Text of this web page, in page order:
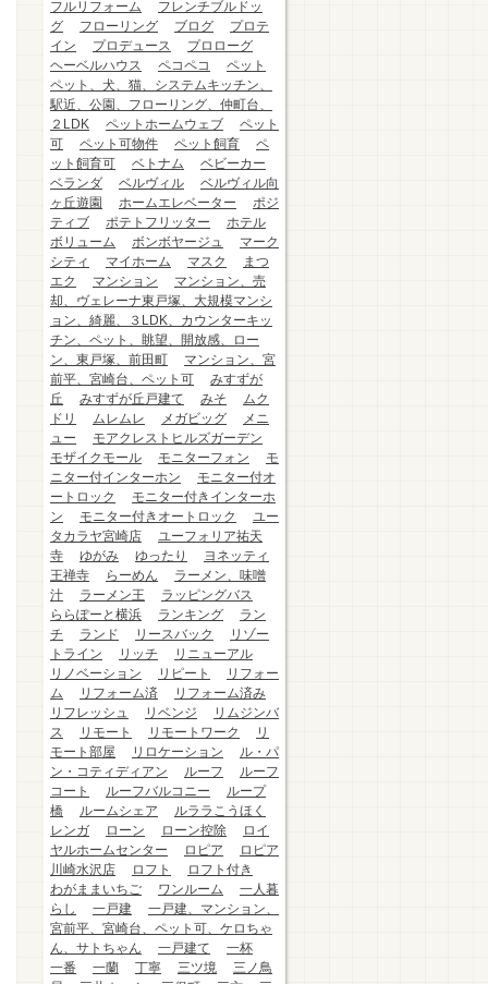
フルリフォーム
フレンチブルドッ
グ
フローリング ブログ
プロテ
イン
プロデュース
プロローグ
ヘーベルハウス
ペコペコ
ペット
ペット、犬、猫、システムキッチン、
駅近、公園、フローリング、仲町台、
２LDK
ペットホームウェブ
ペット
可
ペット可物件 ペット飼育
ペ
ット飼育可
ベトナム
ベビーカー
ベランダ
ベルヴィル
ベルヴィル向
ヶ丘遊園
ホームエレベーター
ポジ
ティブ
ポテトフリッター
ホテル
ボリューム
ボンボヤージュ
マーク
シティ
マイホーム マスク
まつ
エク
マンション
マンション、売
却、ヴェレーナ東戸塚、大規模マンシ
ョン、綺麗、３LDK、カウンターキッ
チン、ペット、眺望、開放感、ロー
ン、東戸塚、前田町
マンション、宮
前平、宮崎台、ペット可
みすずが
丘
みすずが丘戸建て みそ
ムク
ドリ
ムレムレ メガビッグ
メニ
ュー
モアクレストヒルズガーデン
モザイクモール
モニターフォン
モ
ニター付インターホン
モニター付オ
ートロック
モニター付きインターホ
ン
モニター付きオートロック
ユー
タカラヤ宮崎店
ユーフォリア祐天
寺
ゆがみ ゆったり
ヨネッティ
王禅寺
らーめん
ラーメン、味噌
汁
ラーメン王
ラッピングバス
ららぽーと横浜
ランキング
ラン
チ
ランド リースバック
リゾー
トライン
リッチ
リニューアル
リノベーション
リピート
リフォー
ム
リフォーム済
リフォーム済み
リフレッシュ
リベンジ
リムジンバ
ス
リモート リモートワーク
リ
モート部屋
リロケーション
ル・パ
ン・コティディアン
ルーフ
ルーフ
コート
ルーフバルコニー
ループ
橋
ルームシェア
ルララこうほく
レンガ
ローン ローン控除
ロイ
ヤルホームセンター
ロピア
ロピア
川崎水沢店
ロフト
ロフト付き
わがままいちご
ワンルーム
一人暮
らし
一戸建
一戸建、マンション、
宮前平、宮崎台、ペット可、ケロちゃ
ん、サトちゃん
一戸建て
一杯
一番
一蘭 丁寧 三ツ境
三ノ鳥